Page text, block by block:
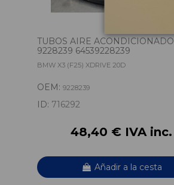
TUBOS AIRE ACONDICIONADO
9228239 64539228239
BMW X3 (F25) XDRIVE 20D
OEM: 9228239
ID: 716292
48,40 € IVA inc.
Añadir a la cesta